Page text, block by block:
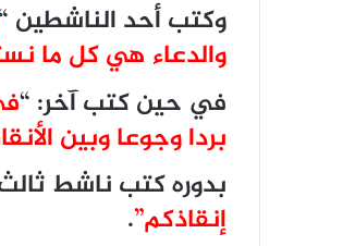
وكتب أحد الناشطين
والدعاء هي كل ما
في حين كتب آخر: “
بردا وجوعا وبين
بدوره كتب ناشط
إنقاذكم”.